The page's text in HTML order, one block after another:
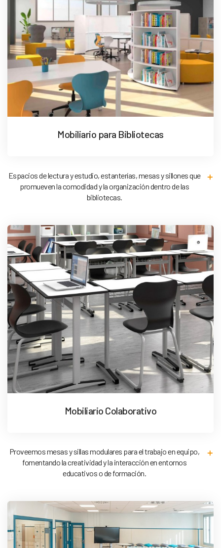
Mobiliario para Bibliotecas
Espacios de lectura y estudio, estanterías, mesas y sillones que
promueven la comodidad y la organización dentro de las
bibliotecas.
Mobiliario Colaborativo
Proveemos mesas y sillas modulares para el trabajo en equipo,
fomentando la creatividad y la interacción en entornos
educativos o de formación.